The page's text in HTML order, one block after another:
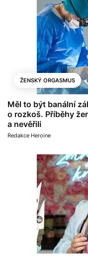
ŽENSKÝ ORGASMUS
Měl to být banální
o rozkoš. Příběhy
a nevěřili
Redakce Heroine